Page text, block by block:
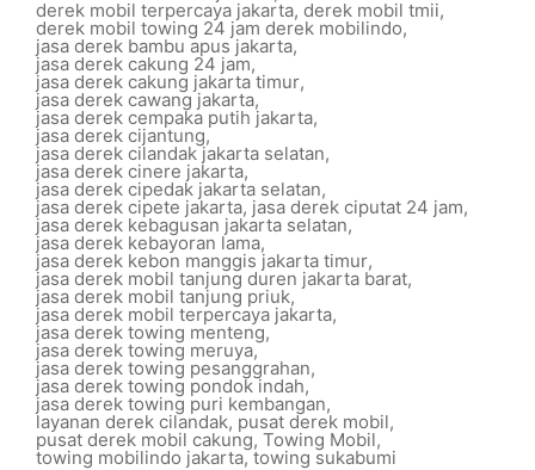
derek mobil terpercaya jakarta, derek mobil tmii,
derek mobil towing 24 jam derek mobilindo,
jasa derek bambu apus jakarta,
jasa derek cakung 24 jam,
jasa derek cakung jakarta timur,
jasa derek cawang jakarta,
jasa derek cempaka putih jakarta,
jasa derek cijantung,
jasa derek cilandak jakarta selatan,
jasa derek cinere jakarta,
jasa derek cipedak jakarta selatan,
jasa derek cipete jakarta, jasa derek ciputat 24 jam,
jasa derek kebagusan jakarta selatan,
jasa derek kebayoran lama,
jasa derek kebon manggis jakarta timur,
jasa derek mobil tanjung duren jakarta barat,
jasa derek mobil tanjung priuk,
jasa derek mobil terpercaya jakarta,
jasa derek towing menteng,
jasa derek towing meruya,
jasa derek towing pesanggrahan,
jasa derek towing pondok indah,
jasa derek towing puri kembangan,
layanan derek cilandak, pusat derek mobil,
pusat derek mobil cakung, Towing Mobil,
towing mobilindo jakarta,towing sukabumi